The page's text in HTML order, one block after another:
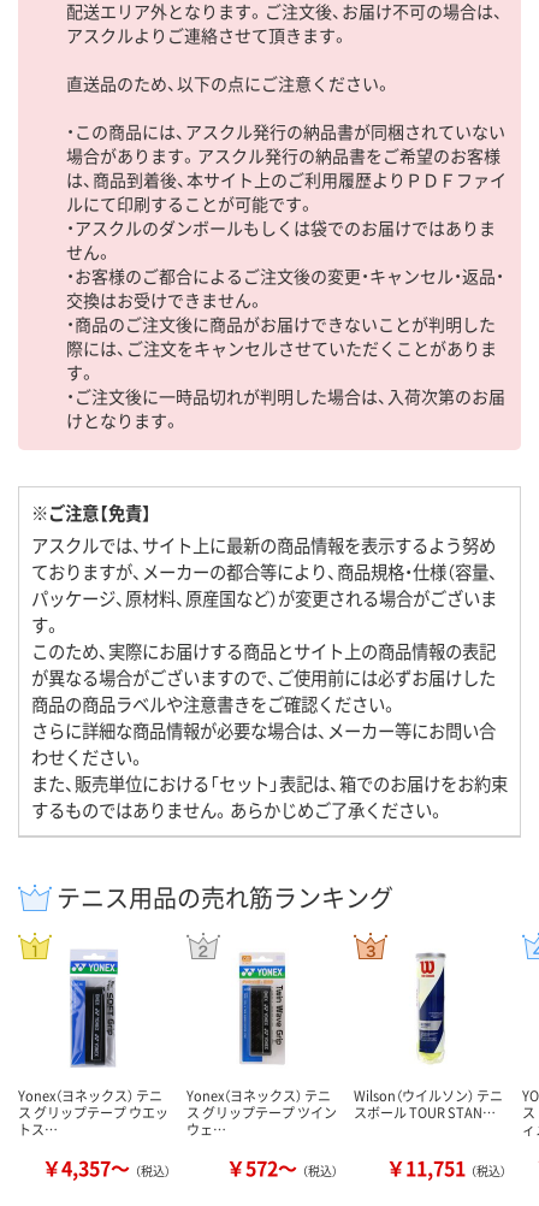
配送エリア外となります。ご注文後、お届け不可の場合は、
アスクルよりご連絡させて頂きます。
直送品のため、以下の点にご注意ください。
・この商品には、アスクル発行の納品書が同梱されていない
場合があります。アスクル発行の納品書をご希望のお客様
は、商品到着後、本サイト上のご利用履歴よりＰＤＦファイ
ルにて印刷することが可能です。
・アスクルのダンボールもしくは袋でのお届けではありま
せん。
・お客様のご都合によるご注文後の変更・キャンセル・返品・
交換はお受けできません。
・商品のご注文後に商品がお届けできないことが判明した
際には、ご注文をキャンセルさせていただくことがありま
す。
・ご注文後に一時品切れが判明した場合は、入荷次第のお届
けとなります。
※ご注意【免責】
アスクルでは、サイト上に最新の商品情報を表示するよう努め
ておりますが、メーカーの都合等により、商品規格・仕様（容量、
パッケージ、原材料、原産国など）が変更される場合がございま
す。
このため、実際にお届けする商品とサイト上の商品情報の表記
が異なる場合がございますので、ご使用前には必ずお届けした
商品の商品ラベルや注意書きをご確認ください。
さらに詳細な商品情報が必要な場合は、メーカー等にお問い合
わせください。
また、販売単位における「セット」表記は、箱でのお届けをお約束
するものではありません。あらかじめご了承ください。
テニス用品の売れ筋ランキング
Yonex（ヨネックス） テニ
ス グリップテープ ウエッ
トス…
￥4,357～ （税込）
Yonex（ヨネックス） テニ
ス グリップテープ ツイン
ウェ…
￥572～ （税込）
Wilson（ウイルソン） テニ
スボール TOUR STAN…
￥11,751 （税込）